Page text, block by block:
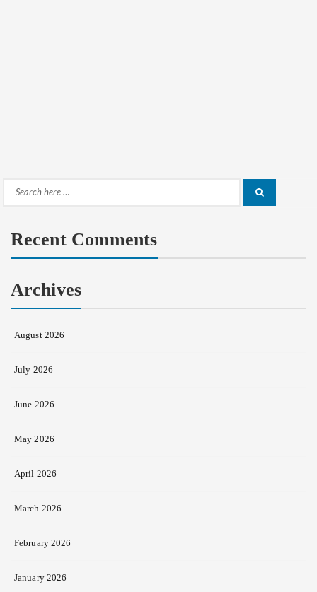
Search
Recent Comments
Archives
August 2026
July 2026
June 2026
May 2026
April 2026
March 2026
February 2026
January 2026